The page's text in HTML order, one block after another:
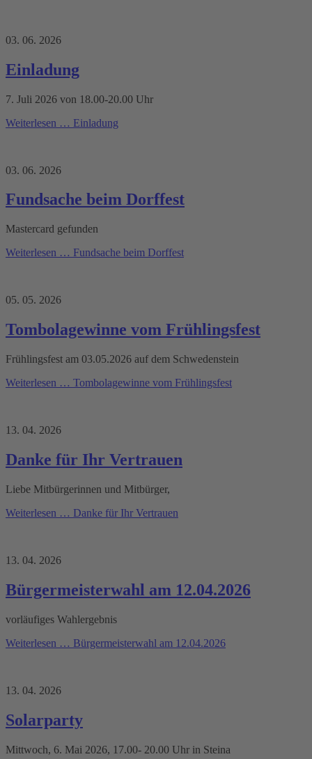
03. 06. 2026
Einladung
7. Juli 2026 von 18.00-20.00 Uhr
Weiterlesen … Einladung
03. 06. 2026
Fundsache beim Dorffest
Mastercard gefunden
Weiterlesen … Fundsache beim Dorffest
05. 05. 2026
Tombolagewinne vom Frühlingsfest
Frühlingsfest am 03.05.2026 auf dem Schwedenstein
Weiterlesen … Tombolagewinne vom Frühlingsfest
13. 04. 2026
Danke für Ihr Vertrauen
Liebe Mitbürgerinnen und Mitbürger,
Weiterlesen … Danke für Ihr Vertrauen
13. 04. 2026
Bürgermeisterwahl am 12.04.2026
vorläufiges Wahlergebnis
Weiterlesen … Bürgermeisterwahl am 12.04.2026
13. 04. 2026
Solarparty
Mittwoch, 6. Mai 2026, 17.00- 20.00 Uhr in Steina